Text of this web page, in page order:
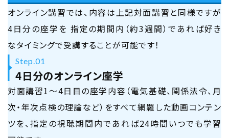
オンライン講習では、内容は上記対面講習と同様ですが
4日分の座学を 指定の期間内（約3週間）であれば好き
なタイミングで受講することが可能です！
Step.01
4日分のオンライン座学
対面講習1〜4日目の座学内容（電気基礎、関係法令、月
次・年次点検の理論など）をすべて網羅した動画コンテン
ツを、指定の視聴期間内であれば24時間いつでも学習